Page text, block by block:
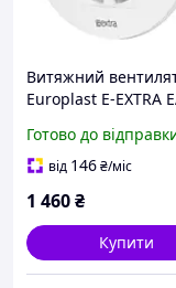
Витяжний
Europlast E-EXTRA
Готово до
від 146₴/міс
1 460₴
Купити